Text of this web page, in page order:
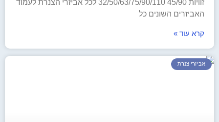
זוויות 45/90 32/50/63/75/90/110 לכל אביזרי הצנרת לעמוד
האביזרים השונים כל
קרא עוד »
אביזרי צנרת